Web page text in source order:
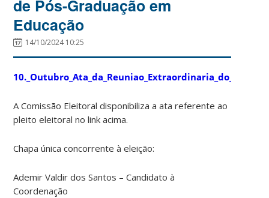
de Pós-Graduação em
Educação
14/10/2024 10:25
A Comissão Eleitoral disponibiliza a ata referente ao
pleito eleitoral no link acima.
Chapa única concorrente à eleição:
Ademir Valdir dos Santos – Candidato à
Coordenação